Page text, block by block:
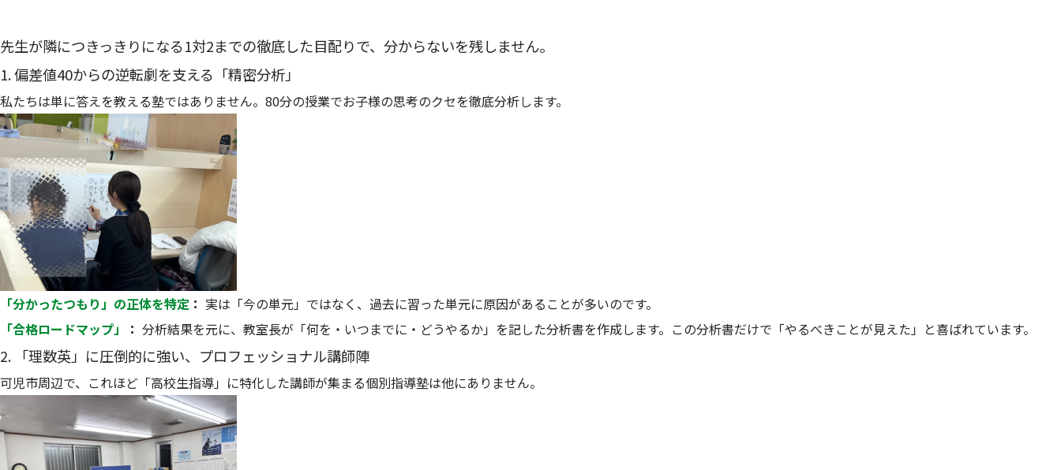
先生が隣につきっきりになる1対2までの徹底した目配りで、分からないを残しません。
1. 偏差値40からの逆転劇を支える「精密分析」
私たちは単に答えを教える塾ではありません。80分の授業でお子様の思考のクセを徹底分析します。
「分かったつもり」の正体を特定 ： 実は「今の単元」ではなく、過去に習った単元に原因があることが多いのです。
「合格ロードマップ」
： 分析結果を元に、教室長が「何を・いつまでに・どうやるか」を記した分析書を作成します。この分析書だけで「やるべきことが見えた」と喜ばれています。
2. 「理数英」に圧倒的に強い、プロフェッショナル講師陣
可児市周辺で、これほど「高校生指導」に特化した講師が集まる個別指導塾は他にありません。